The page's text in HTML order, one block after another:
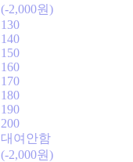
(-2,000원)
130
140
150
160
170
180
190
200
대여안함
(-2,000원)